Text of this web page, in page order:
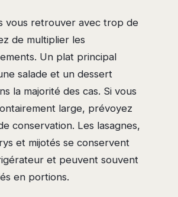
vous retrouver avec trop de
de multiplier les
Un plat principal
salade et un dessert
la majorité des cas. Si vous
large, prévoyez
conservation. Les lasagnes,
et mijotés se conservent
et peuvent souvent
en portions.